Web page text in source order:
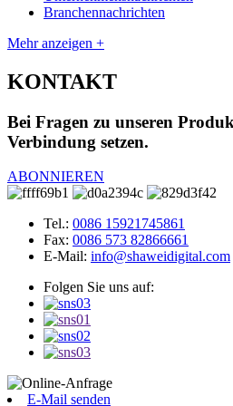
Branchennachrichten
Mehr anzeigen +
KONTAKT
Bei Fragen zu unseren
Verbindung setzen.
ABONNIEREN
Tel.: 0086 15921745861
Fax: 0086 573 82866661
E-Mail: info@shaweidigital.com
Folgen Sie uns auf:
E-Mail senden